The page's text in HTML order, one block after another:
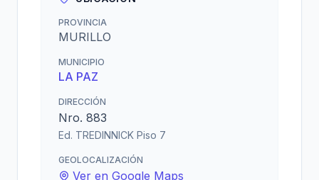
PROVINCIA
MURILLO
MUNICIPIO
LA PAZ
DIRECCIÓN
Nro. 883
Ed. TREDINNICK Piso 7
GEOLOCALIZACIÓN
Ver en Google Maps